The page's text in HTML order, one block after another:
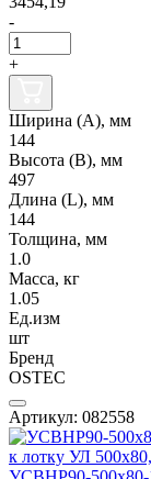
-
+
Ширина (А), мм
144
Высота (В), мм
497
Длина (L), мм
144
Толщина, мм
1.0
Масса, кг
1.05
Ед.изм
шт
Бренд
OSTEC
Артикул: 082558